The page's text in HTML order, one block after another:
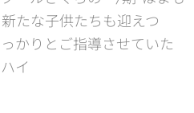
たな子供たちも迎えつ
かりとご指導させていた
イ🤗